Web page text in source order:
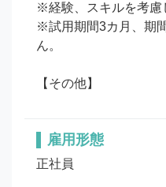
※経験、スキルを考慮
※試用期間3カ月、期
ん。
【その他】
雇用形態
正社員